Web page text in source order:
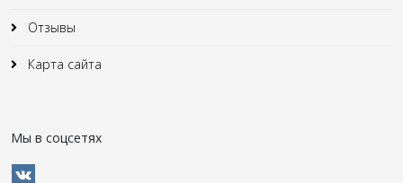
Отзывы
Карта сайта
Мы в соцсетях